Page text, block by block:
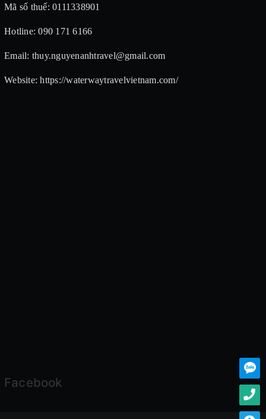
Mã số thuế: 0111338901
Hotline: 090 171 6166
Email: thuy.nguyenanhtravel@gmail.com
Website: https://waterwaytravelvietnam.com/
Facebook